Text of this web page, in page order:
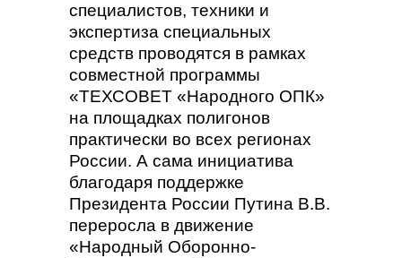
специалистов, техники и
экспертиза специальных
средств проводятся в рамках
совместной программы
«ТЕХСОВЕТ «Народного ОПК»
на площадках полигонов
практически во всех регионах
России. А сама инициатива
благодаря поддержке
Президента России Путина В.В.
переросла в движение
«Народный Оборонно-